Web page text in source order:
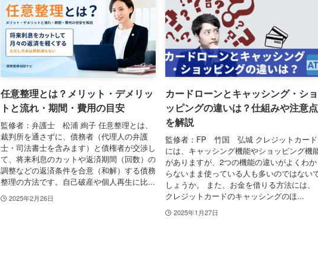
任意整理とは？メリット・デメリッ
トと流れ・期間・費用の目安
監修者：弁護士 松浦 絢子 任意整理とは、
裁判所を通さずに、債務者（代理人の弁護
士・司法書士を含みます）と債権者が交渉し
て、将来利息のカットや返済期間（回数）の
調整などの返済条件を合意（和解）する債務
整理の方法です。自己破産や個人再生に比...
2025年2月26日
カードローンとキャッシング・ショ
ッピングの違いは？仕組みや注意点
を解説
監修者：FP 竹国 弘城 クレジットカード
には、キャッシング機能やショッピング機
がありますが、2つの機能の違いがよくわか
らないまま使っている人も多いのではない
しょうか。 また、お金を借りる方法には、
クレジットカードのキャッシングのほ...
2025年1月27日